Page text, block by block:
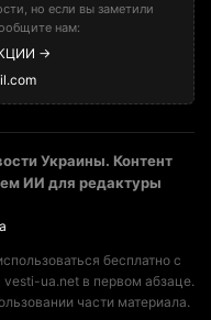
но если вы заметили
нам:
→
Украины. Контент
ИИ для редактуры
бесплатно с
vesti-ua.net в первом абзаце.
части материала.